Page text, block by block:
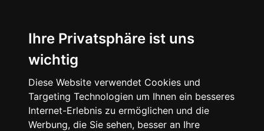
Ihre Privatsphäre ist uns
wichtig
Diese Website verwendet Cookies und
Targeting Technologien um Ihnen ein besseres
Internet-Erlebnis zu ermöglichen und die
Werbung, die Sie sehen, besser an Ihre